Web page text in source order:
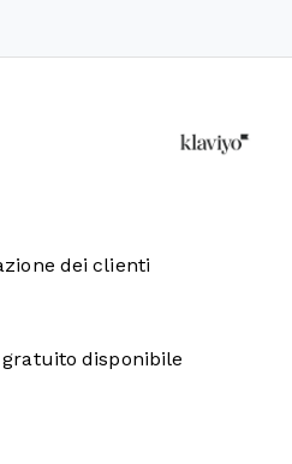
dei clienti
disponibile